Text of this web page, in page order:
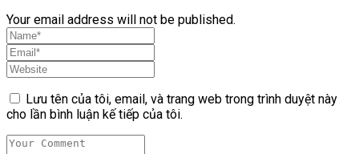
Your email address will not be published.
Lưu tên của tôi, email, và trang web trong trình duyệt này
cho lần bình luận kế tiếp của tôi.